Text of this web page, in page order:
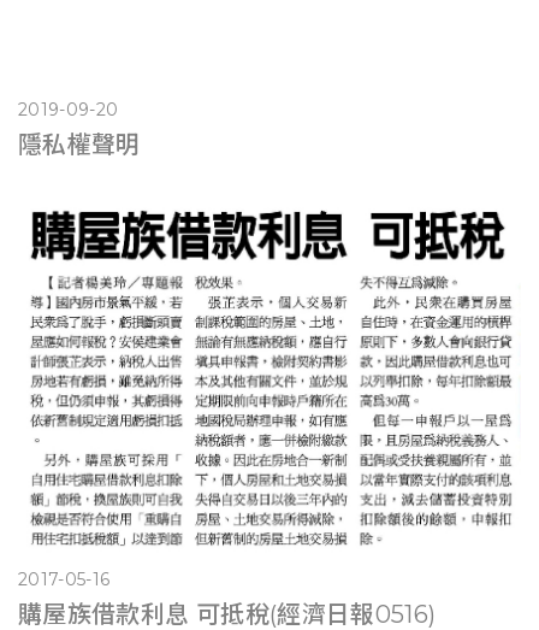
2019-09-20
隱私權聲明
2017-05-16
購屋族借款利息 可抵稅(經濟日報0516)